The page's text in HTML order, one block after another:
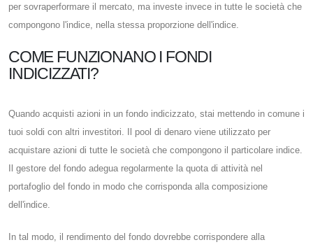
per sovraperformare il mercato, ma investe invece in tutte le società che
compongono l'indice, nella stessa proporzione dell'indice.
COME FUNZIONANO I FONDI
INDICIZZATI?
Quando acquisti azioni in un fondo indicizzato, stai mettendo in comune i
tuoi soldi con altri investitori. Il pool di denaro viene utilizzato per
acquistare azioni di tutte le società che compongono il particolare indice.
Il gestore del fondo adegua regolarmente la quota di attività nel
portafoglio del fondo in modo che corrisponda alla composizione
dell'indice.
In tal modo, il rendimento del fondo dovrebbe corrispondere alla